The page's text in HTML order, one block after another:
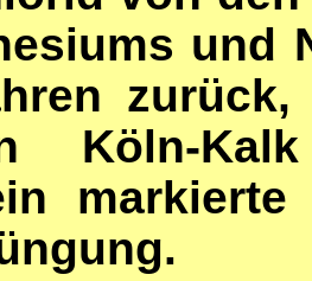
und
Köln-